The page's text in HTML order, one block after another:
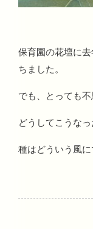
保育園の花壇に
ちました。
でも、とっても
どうしてこうな
種はどういう風に